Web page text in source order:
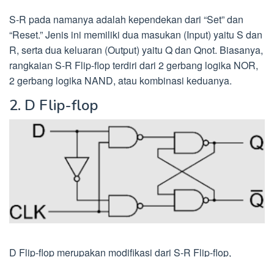
S-R pada namanya adalah kependekan dari “Set” dan
“Reset.” Jenis ini memiliki dua masukan (Input) yaitu S dan
R, serta dua keluaran (Output) yaitu Q dan Qnot. Biasanya,
rangkaian S-R Flip-flop terdiri dari 2 gerbang logika NOR,
2 gerbang logika NAND, atau kombinasi keduanya.
2. D Flip-flop
D Flip-flop merupakan modifikasi dari S-R Flip-flop,